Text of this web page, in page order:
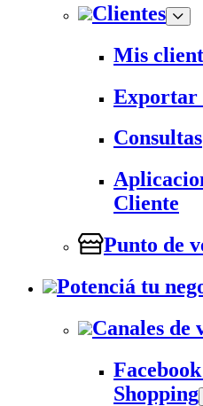
Clientes
Mis
Exportar
Consultas
Cliente
Punto de
Potenciá tu
Canales de
Shopping